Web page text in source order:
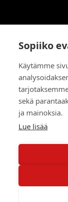
Sopiiko
Käytämme
sekä
ja mainoksia.
Lue lisää
© 2026